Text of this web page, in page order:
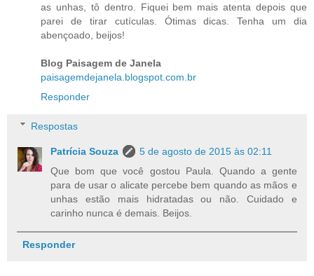
as unhas, tô dentro. Fiquei bem mais atenta depois que
parei de tirar cutículas. Ótimas dicas. Tenha um dia
abençoado, beijos!
Blog Paisagem de Janela
paisagemdejanela.blogspot.com.br
Responder
Respostas
Patrícia Souza
5 de agosto de 2015 às 02:11
Que bom que você gostou Paula. Quando a gente
para de usar o alicate percebe bem quando as mãos e
unhas estão mais hidratadas ou não. Cuidado e
carinho nunca é demais. Beijos.
Responder